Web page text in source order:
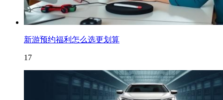
新游预约福利怎么选更划算
17